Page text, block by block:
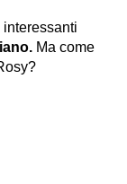
interessanti
Ma come